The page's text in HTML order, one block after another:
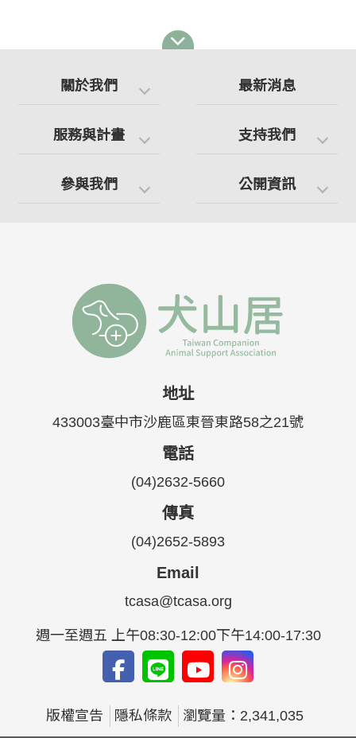
關於我們 最新消息
服務與計畫 支持我們
參與我們 公開資訊
地址
433003臺中市沙鹿區東晉東路58之21號
電話
(04)2632-5660
傳真
(04)2652-5893
Email
tcasa@tcasa.org
週一至週五 上午08:30-12:00下午14:00-17:30
版權宣告 隱私條款 瀏覽量：2,341,035